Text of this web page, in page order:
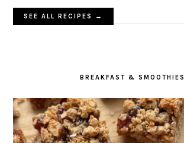
SEE ALL RECIPES →
BREAKFAST & SMOOTHIES